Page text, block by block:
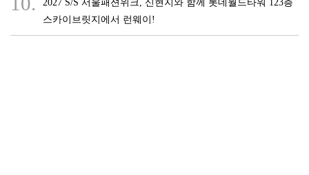
스카이브릿지에서 런웨이!